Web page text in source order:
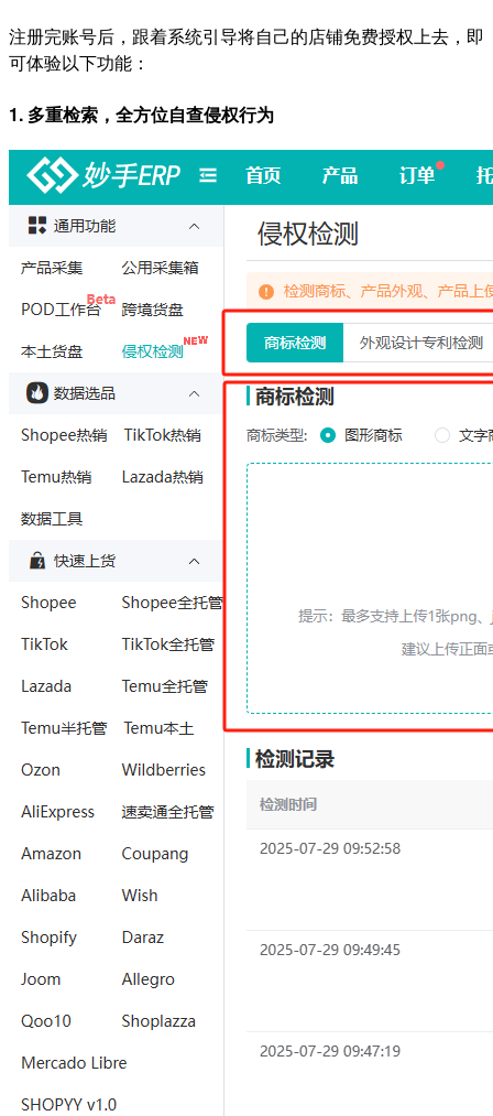
注册完账号后，跟着系统引导将自己的店铺免费授权上去，即
可体验以下功能：
1. 多重检索，全方位自查侵权行为